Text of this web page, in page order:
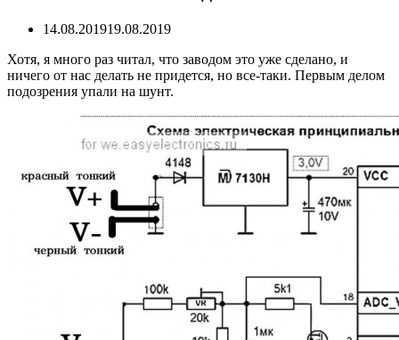
14.08.201919.08.2019
Хотя, я много раз читал, что заводом это уже сделано, и
ничего от нас делать не придется, но все-таки. Первым делом
подозрения упали на шунт.